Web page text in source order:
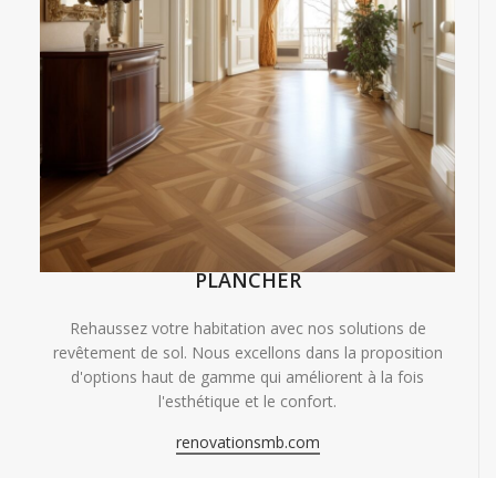
PLANCHER
Rehaussez votre habitation avec nos solutions de
revêtement de sol. Nous excellons dans la proposition
d'options haut de gamme qui améliorent à la fois
l'esthétique et le confort.
renovationsmb.com